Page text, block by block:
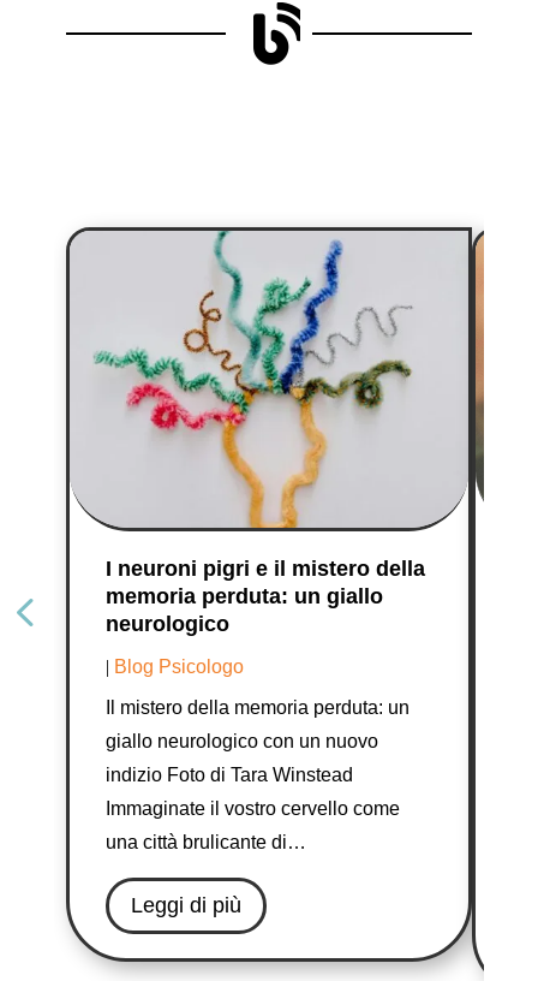

I neuroni pigri e il mistero della
memoria perduta: un giallo
neurologico
| Blog Psicologo
Il mistero della memoria perduta: un
giallo neurologico con un nuovo
indizio Foto di Tara Winstead
Immaginate il vostro cervello come
una città brulicante di…
Leggi di più